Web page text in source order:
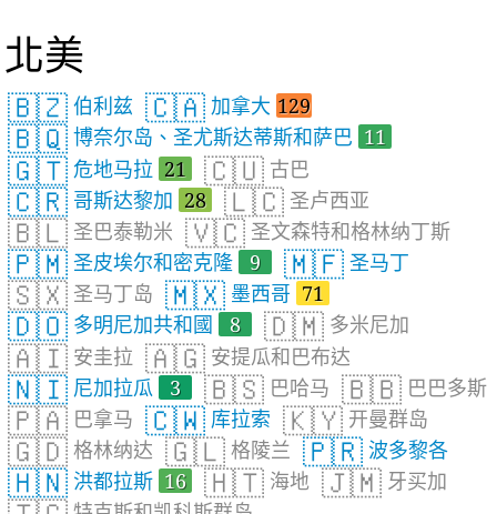
北美
🇧🇿 伯利兹 🇨🇦 加拿大 129
🇧🇶 博奈尔岛、圣尤斯达蒂斯和萨巴 11
🇬🇹 危地马拉 21 🇨🇺 古巴
🇨🇷 哥斯达黎加 28 🇱🇨 圣卢西亚
🇧🇱 圣巴泰勒米 🇻🇨 圣文森特和格林纳丁斯
🇵🇲 圣皮埃尔和密克隆 9 🇲🇫 圣马丁
🇸🇽 圣马丁岛 🇲🇽 墨西哥 71
🇩🇴 多明尼加共和國 8 🇩🇲 多米尼加
🇦🇮 安圭拉 🇦🇬 安提瓜和巴布达
🇳🇮 尼加拉瓜 3 🇧🇸 巴哈马 🇧🇧 巴巴多斯
🇵🇦 巴拿马 🇨🇼 库拉索 🇰🇾 开曼群岛
🇬🇩 格林纳达 🇬🇱 格陵兰 🇵🇷 波多黎各
🇭🇳 洪都拉斯 16 🇭🇹 海地 🇯🇲 牙买加